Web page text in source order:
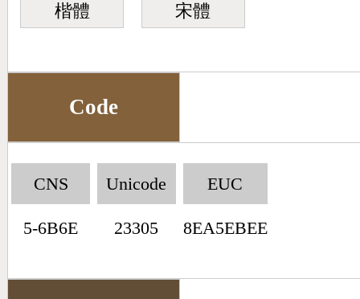
楷體 宋體
Code
CNS
5-6B6E
Unicode
23305
EUC
8EA5EBEE